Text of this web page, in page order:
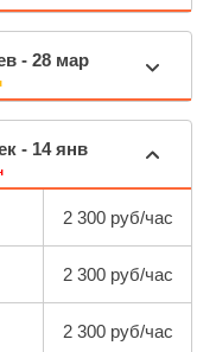
- 28 мар
- 14 янв
2 300 руб/час
2 300 руб/час
2 300 руб/час